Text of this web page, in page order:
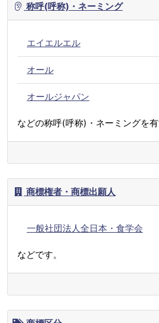
称呼(呼称)・ネーミング
エイエルエル
オール
オールジャパン
などの称呼(呼称)・ネーミングを有
商標権者・商標出願人
一般社団法人全日本・食学会
などです。